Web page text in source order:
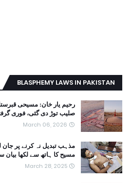
BLASPHEMY LAWS IN PAKISTAN
رحیم یار خان: مسیحی
صلیب توڑ دی گئی، فوری
March 06, 2026
مذہب تبدیل نہ کرنے پر
مسیح کا ہاتھ سے لکھا بیان
March 28, 2025